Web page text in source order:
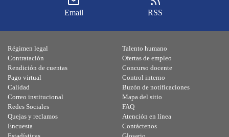
Email RSS
Régimen legal
Contratación
Rendición de cuentas
Pago virtual
Calidad
Talento humano
Ofertas de empleo
Concurso docente
Control interno
Buzón de notificaciones
Correo institucional
Redes Sociales
Quejas y reclamos
Encuesta
Mapa del sitio
FAQ
Atención en línea
Contáctenos